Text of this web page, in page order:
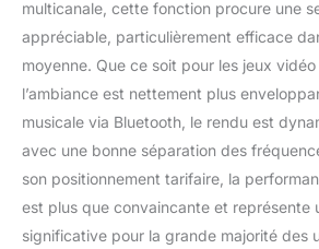
multicanale, cette fonction procure une
appréciable, particulièrement efficace
moyenne. Que ce soit pour les jeux
l’ambiance est nettement plus
musicale via Bluetooth, le rendu est
avec une bonne séparation des
son positionnement tarifaire, la
est plus que convaincante et représente
significative pour la grande majorité des